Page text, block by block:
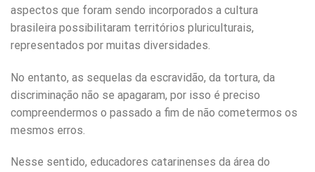
aspectos que foram sendo incorporados a cultura
brasileira possibilitaram territórios pluriculturais,
representados por muitas diversidades.
No entanto, as sequelas da escravidão, da tortura, da
discriminação não se apagaram, por isso é preciso
compreendermos o passado a fim de não cometermos os
mesmos erros.
Nesse sentido, educadores catarinenses da área do